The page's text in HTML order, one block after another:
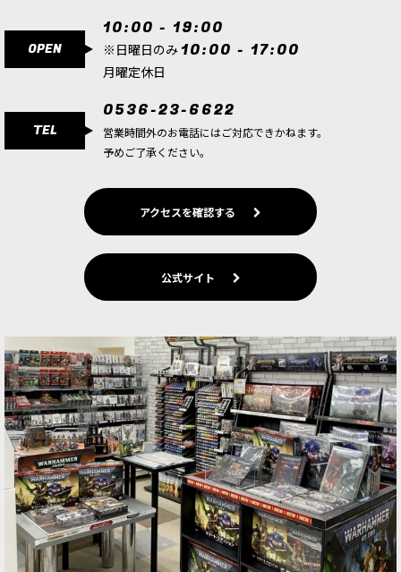
OPEN
10:00 - 19:00
※日曜日のみ 10:00 - 17:00
月曜定休日
TEL
0536-23-6622
営業時間外のお電話にはご対応できかねます。
予めご了承ください。
アクセスを確認する
公式サイト